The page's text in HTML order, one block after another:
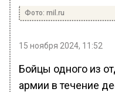
Фото: mil.ru
15 ноября 2024, 11:52
Бойцы одного из
армии в течение